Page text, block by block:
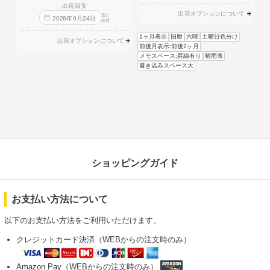
出荷目安
2026年9 月24日
迄に
出荷
出荷オプションについて
出荷オプションについて
1ヶ月表示 旧暦 六曜 土曜日色分け
前後月表示:前後2ヶ月
メモスペース:罫線有り
晴雨表
書き込みスペース大
ショッピングガイド
お支払い方法について
以下のお支払い方法をご利用いただけます。
クレジットカード決済（WEBからの注文時のみ）
Amazon Pay（WEBからの注文時のみ）